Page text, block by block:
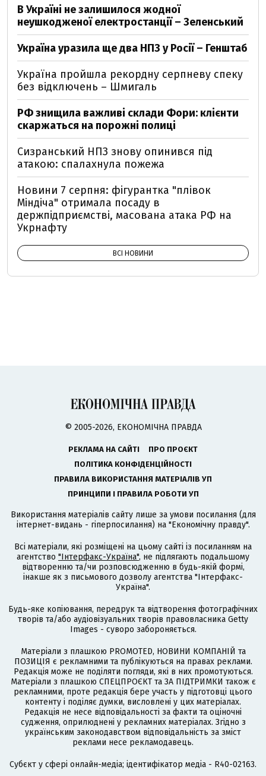
В Україні не залишилося жодної
неушкодженої електростанції – Зеленський
Україна уразила ще два НПЗ у Росії – Генштаб
Україна пройшла рекордну серпневу спеку
без відключень – Шмигаль
РФ знищила важливі склади Фори: клієнти
скаржаться на порожні полиці
Сизранський НПЗ знову опинився під
атакою: спалахнула пожежа
Новини 7 серпня: фігурантка "плівок
Міндіча" отримала посаду в
держпідприємстві, масована атака РФ на
Укрнафту
ВСІ НОВИНИ
© 2005-2026, ЕКОНОМІЧНА ПРАВДА
РЕКЛАМА НА САЙТІ
ПРО ПРОЄКТ
ПОЛІТИКА КОНФІДЕНЦІЙНОСТІ
ПРАВИЛА ВИКОРИСТАННЯ МАТЕРІАЛІВ УП
ПРИНЦИПИ І ПРАВИЛА РОБОТИ УП
Використання матеріалів сайту лише за умови посилання (для
інтернет-видань - гіперпосилання) на "Економічну правду".
Всі матеріали, які розміщені на цьому сайті із посиланням на
агентство "Інтерфакс-Україна", не підлягають подальшому
відтворенню та/чи розповсюдженню в будь-якій формі,
інакше як з письмового дозволу агентства "Інтерфакс-
Україна".
Будь-яке копіювання, передрук та відтворення фотографічних
творів та/або аудіовізуальних творів правовласника Getty
Images - суворо забороняється.
Матеріали з плашкою PROMOTED, НОВИНИ КОМПАНІЙ та
ПОЗИЦІЯ є рекламними та публікуються на правах реклами.
Редакція може не поділяти погляди, які в них промотуються.
Матеріали з плашкою СПЕЦПРОЄКТ та ЗА ПІДТРИМКИ також є
рекламними, проте редакція бере участь у підготовці цього
контенту і поділяє думки, висловлені у цих матеріалах.
Редакція не несе відповідальності за факти та оціночні
судження, оприлюднені у рекламних матеріалах. Згідно з
українським законодавством відповідальність за зміст
реклами несе рекламодавець.
Cубєкт у сфері онлайн-медіа; ідентифікатор медіа - R40-02163.